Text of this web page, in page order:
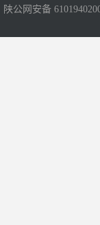
陕公网安备